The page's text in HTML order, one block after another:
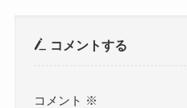
コメントする
コメント ※